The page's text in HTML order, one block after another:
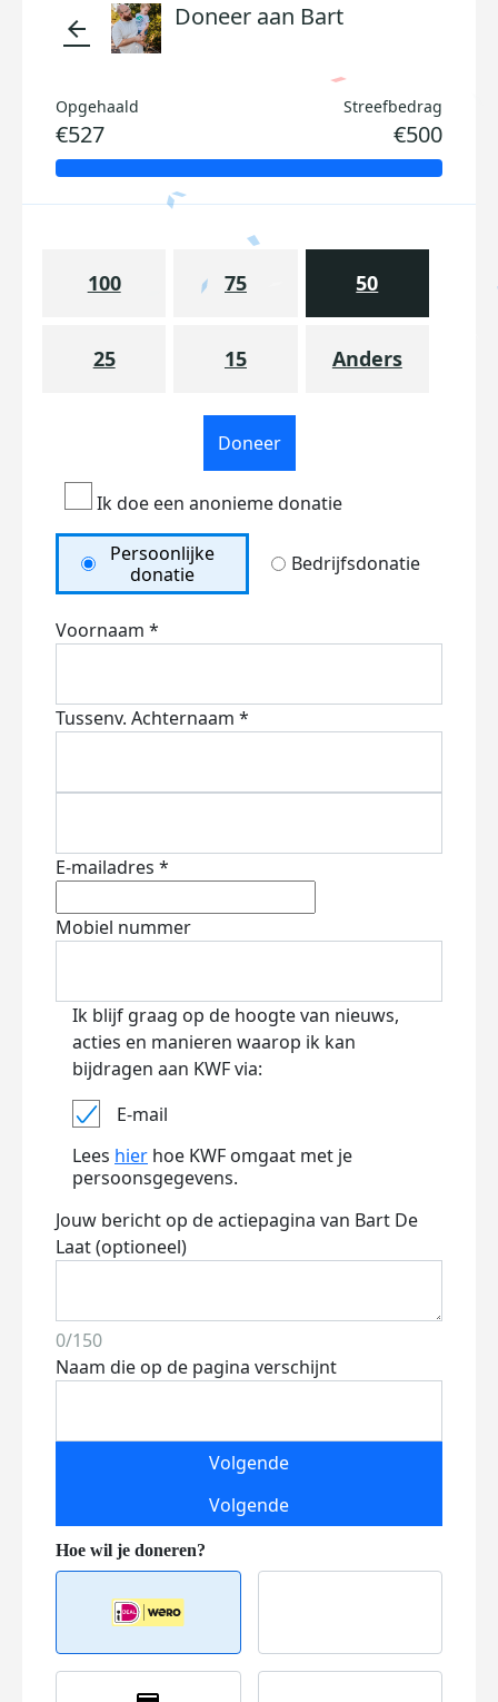
arrow_back Doneer aan Bart
Opgehaald
€527
Streefbedrag
€500
100 75 50
25 15 Anders
Doneer
Ik doe een anonieme donatie
Persoonlijke
donatie
Bedrijfsdonatie
Voornaam *
Tussenv. Achternaam *
E-mailadres *
Mobiel nummer
Ik blijf graag op de hoogte van nieuws,
acties en manieren waarop ik kan
bijdragen aan KWF via:
E-mail
Lees hier hoe KWF omgaat met je
persoonsgegevens.
Jouw bericht op de actiepagina van Bart De
Laat (optioneel)
0/150
Naam die op de pagina verschijnt
Volgende
Volgende